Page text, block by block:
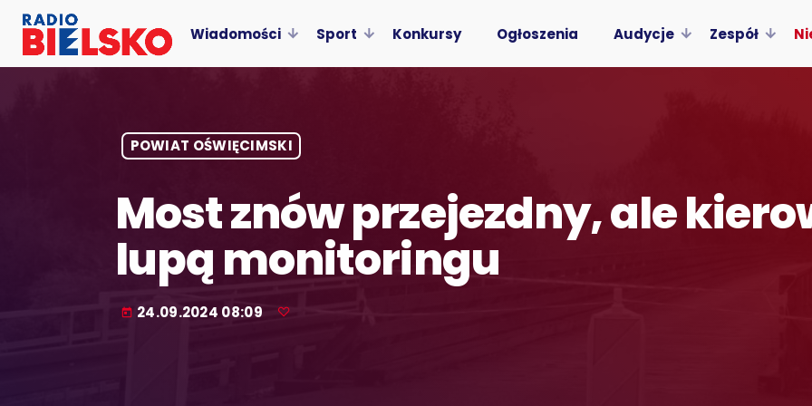
Wiadomości Sport Konkursy Ogłoszenia Audycje Zespół
POWIAT OŚWIĘCIMSKI
Most znów przejezdny, ale
lupą monitoringu
today 24.09.2024 08:09